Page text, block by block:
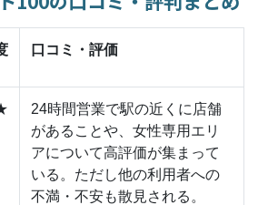
口コミ・評価
24時間営業で駅の近くに店舗
があることや、女性専用エリ
アについて高評価が集まって
いる。ただし他の利用者への
不満・不安も散見される。